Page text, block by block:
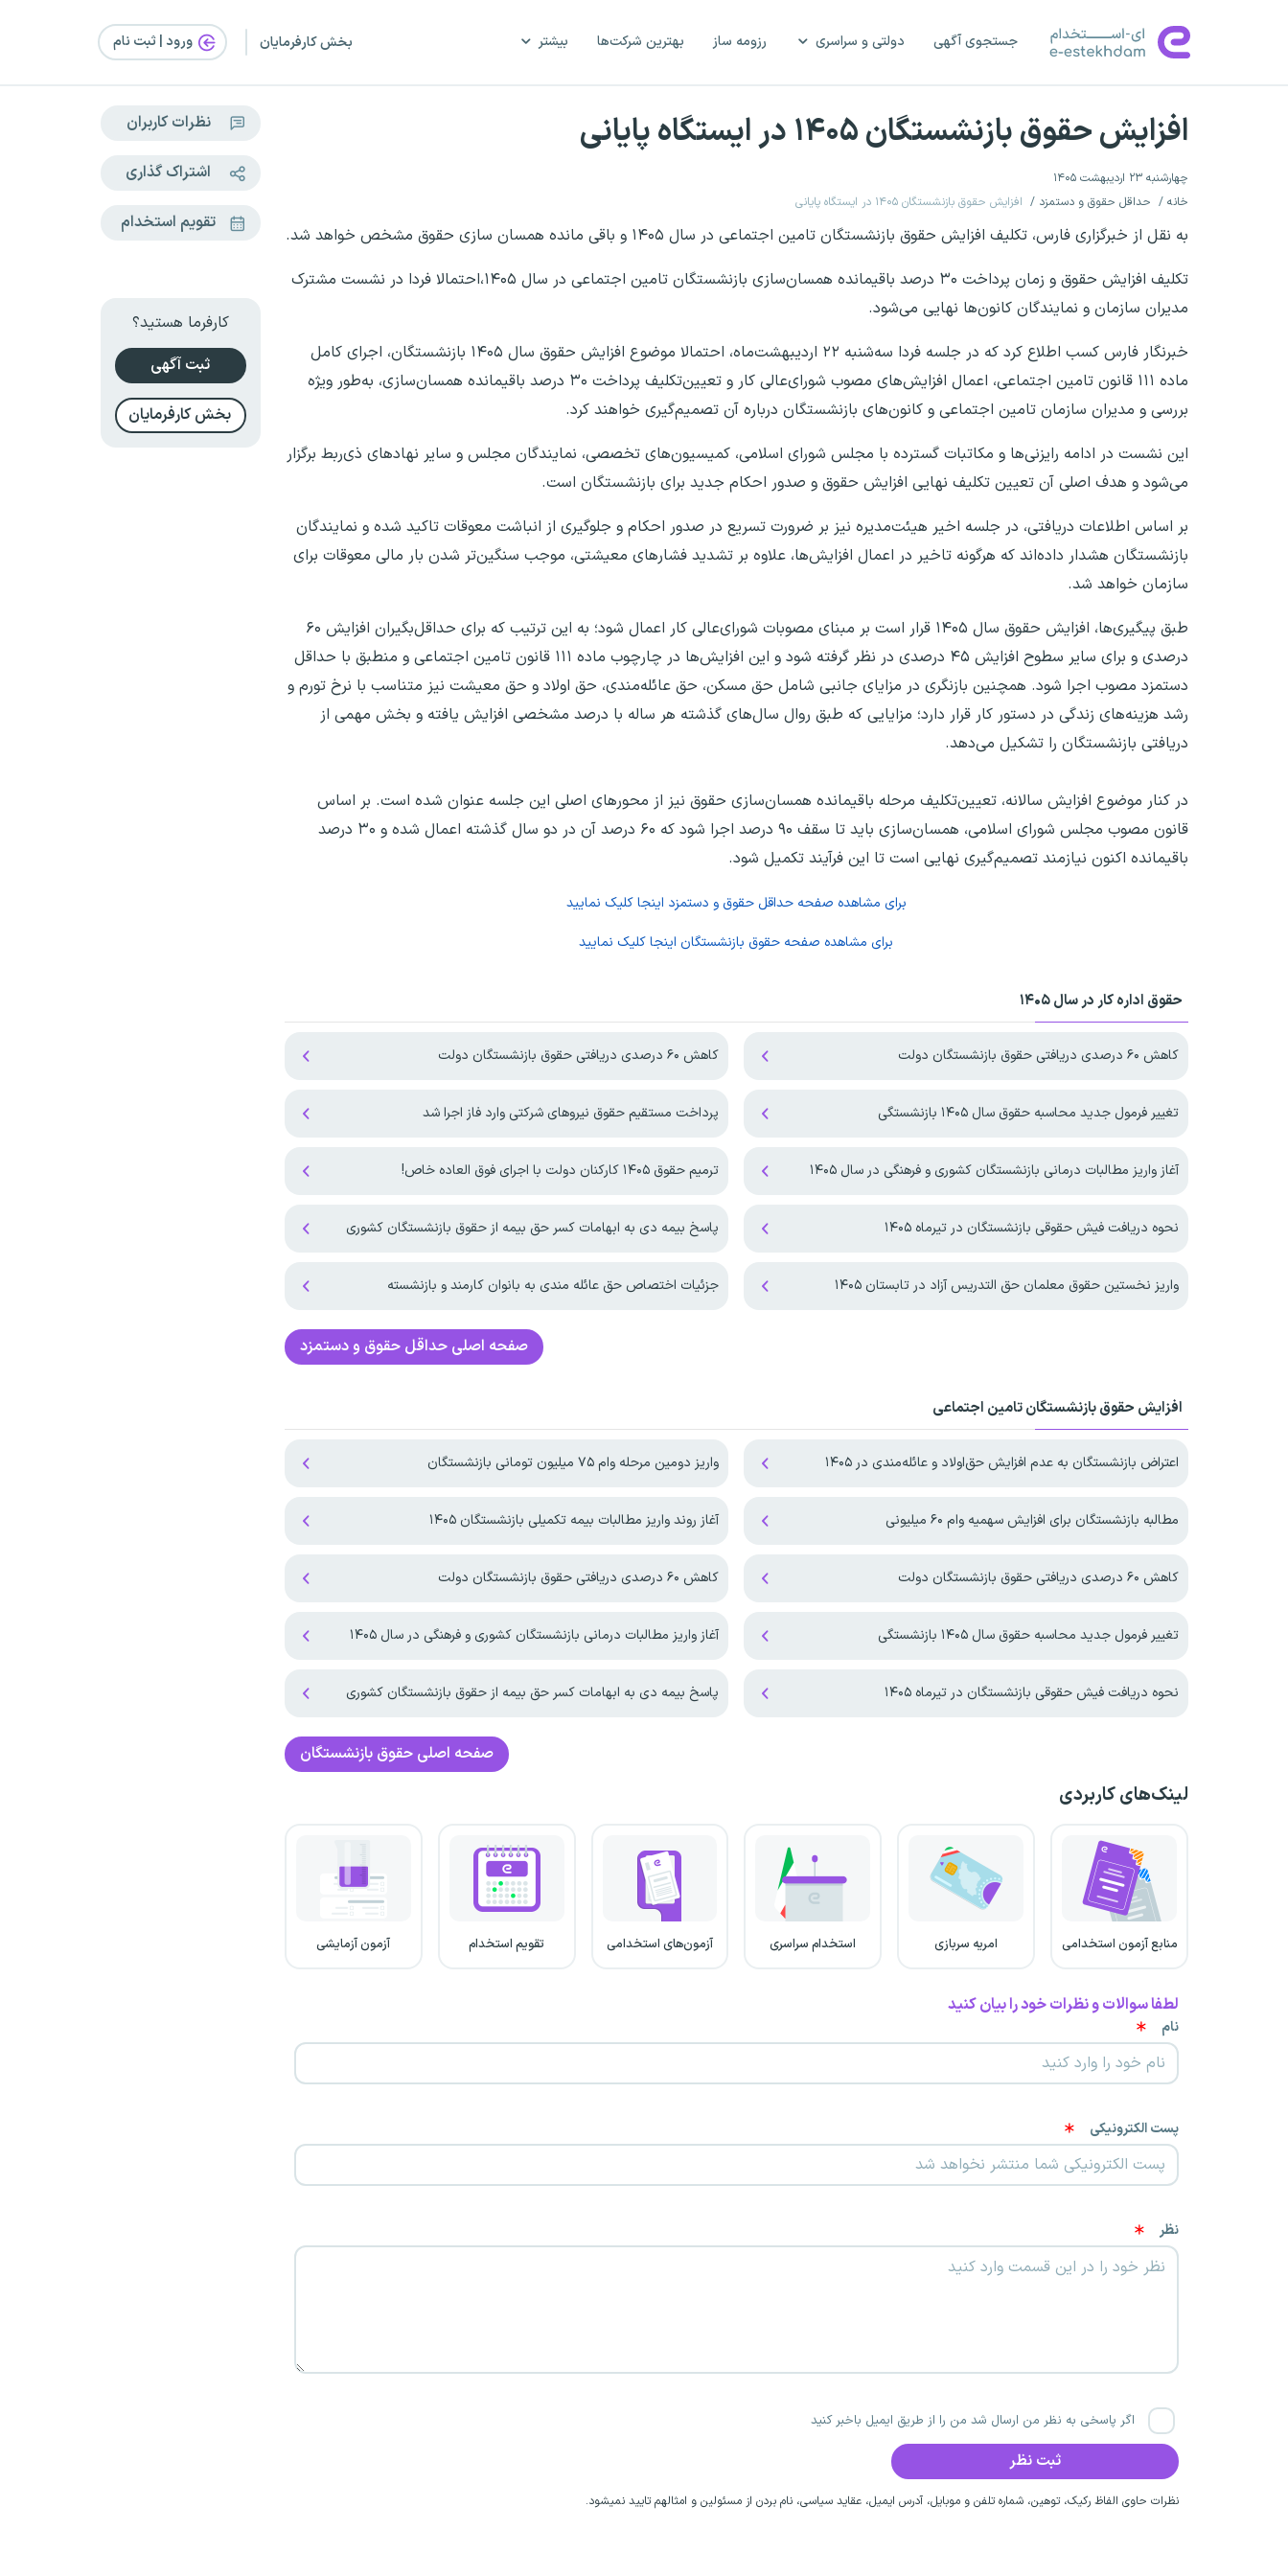
جستجوی آگهی دولتی و سراسری رزومه ساز بهترین شرکت‌ها بیشتر بخش کارفرمایان ورود | ثبت‌ نام
افزایش حقوق بازنشستگان ۱۴۰۵ در ایستگاه پایانی
چهارشنبه ۲۳ اردیبهشت ۱۴۰۵
خانه
حداقل حقوق و دستمزد افزایش حقوق بازنشستگان ۱۴۰۵ در ایستگاه پایانی
به نقل از خبرگزاری فارس، تکلیف افزایش حقوق بازنشستگان تامین اجتماعی در سال ۱۴۰۵ و باقی مانده همسان سازی حقوق مشخص خواهد شد.
تکلیف افزایش حقوق و زمان پرداخت ۳۰ درصد باقیمانده همسان‌سازی بازنشستگان تامین اجتماعی در سال ۱۴۰۵،احتمالا فردا در نشست مشترک
مدیران سازمان و نمایندگان کانون‌ها نهایی می‌شود.
خبرنگار فارس کسب اطلاع کرد که در جلسه فردا سه‌شنبه ۲۲ اردیبهشت‌ماه، احتمالا موضوع افزایش حقوق سال ۱۴۰۵ بازنشستگان، اجرای کامل
ماده ۱۱۱ قانون تامین اجتماعی، اعمال افزایش‌های مصوب شورای‌عالی کار و تعیین‌تکلیف پرداخت ۳۰ درصد باقیمانده همسان‌سازی، به‌طور ویژه
بررسی و مدیران سازمان تامین اجتماعی و کانون‌های بازنشستگان درباره آن تصمیم‌گیری خواهند کرد.
این نشست در ادامه رایزنی‌ها و مکاتبات گسترده با مجلس شورای اسلامی، کمیسیون‌های تخصصی، نمایندگان مجلس و سایر نهادهای ذی‌ربط برگزار
می‌شود و هدف اصلی آن تعیین تکلیف نهایی افزایش حقوق و صدور احکام جدید برای بازنشستگان است.
بر اساس اطلاعات دریافتی، در جلسه اخیر هیئت‌مدیره نیز بر ضرورت تسریع در صدور احکام و جلوگیری از انباشت معوقات تاکید شده و نمایندگان
بازنشستگان هشدار داده‌اند که هرگونه تاخیر در اعمال افزایش‌ها، علاوه بر تشدید فشارهای معیشتی، موجب سنگین‌تر شدن بار مالی معوقات برای
سازمان خواهد شد.
طبق پیگیری‌ها، افزایش حقوق سال ۱۴۰۵ قرار است بر مبنای مصوبات شورای‌عالی کار اعمال شود؛ به این ترتیب که برای حداقل‌بگیران افزایش ۶۰
درصدی و برای سایر سطوح افزایش ۴۵ درصدی در نظر گرفته شود و این افزایش‌ها در چارچوب ماده ۱۱۱ قانون تامین اجتماعی و منطبق با حداقل
دستمزد مصوب اجرا شود. همچنین بازنگری در مزایای جانبی شامل حق مسکن، حق عائله‌مندی، حق اولاد و حق معیشت نیز متناسب با نرخ تورم و
رشد هزینه‌های زندگی در دستور کار قرار دارد؛ مزایایی که طبق روال سال‌های گذشته هر ساله با درصد مشخصی افزایش یافته و بخش مهمی از
دریافتی بازنشستگان را تشکیل می‌دهد.
در کنار موضوع افزایش سالانه، تعیین‌تکلیف مرحله باقیمانده همسان‌سازی حقوق نیز از محورهای اصلی این جلسه عنوان شده است. بر اساس
قانون مصوب مجلس شورای اسلامی، همسان‌سازی باید تا سقف ۹۰ درصد اجرا شود که ۶۰ درصد آن در دو سال گذشته اعمال شده و ۳۰ درصد
باقیمانده اکنون نیازمند تصمیم‌گیری نهایی است تا این فرآیند تکمیل شود.
برای مشاهده صفحه حداقل حقوق و دستمزد اینجا کلیک نمایید
برای مشاهده صفحه حقوق بازنشستگان اینجا کلیک نمایید
حقوق اداره کار در سال ۱۴۰۵
کاهش ۶۰ درصدی دریافتی حقوق بازنشستگان دولت کاهش ۶۰ درصدی دریافتی حقوق بازنشستگان دولت
تغییر فرمول جدید محاسبه حقوق سال ۱۴۰۵ بازنشستگی پرداخت مستقیم حقوق نیروهای شرکتی وارد فاز اجرا شد
آغاز واریز مطالبات درمانی بازنشستگان کشوری و فرهنگی در سال ۱۴۰۵ ترمیم حقوق ۱۴۰۵ کارکنان دولت با اجرای فوق العاده خاص!
نحوه دریافت فیش حقوقی بازنشستگان در تیرماه ۱۴۰۵ پاسخ بیمه دی به ابهامات کسر حق بیمه از حقوق بازنشستگان کشوری
واریز نخستین حقوق معلمان حق التدریس آزاد در تابستان ۱۴۰۵ جزئیات اختصاص حق عائله مندی به بانوان کارمند و بازنشسته
صفحه اصلیحداقل حقوق و دستمزد
افزایش حقوق بازنشستگان تامین اجتماعی
اعتراض بازنشستگان به عدم افزایش حق‌اولاد و عائله‌مندی در ۱۴۰۵ واریز دومین مرحله وام ۷۵ میلیون تومانی بازنشستگان
مطالبه بازنشستگان برای افزایش سهمیه‌ وام ۶۰ میلیونی آغاز روند واریز مطالبات بیمه تکمیلی بازنشستگان ۱۴۰۵
کاهش ۶۰ درصدی دریافتی حقوق بازنشستگان دولت کاهش ۶۰ درصدی دریافتی حقوق بازنشستگان دولت
تغییر فرمول جدید محاسبه حقوق سال ۱۴۰۵ بازنشستگی آغاز واریز مطالبات درمانی بازنشستگان کشوری و فرهنگی در سال ۱۴۰۵
نحوه دریافت فیش حقوقی بازنشستگان در تیرماه ۱۴۰۵ پاسخ بیمه دی به ابهامات کسر حق بیمه از حقوق بازنشستگان کشوری
صفحه اصلیحقوق بازنشستگان
لینک‌های کاربردی
منابع آزمون استخدامی امریه سربازی استخدام سراسری آزمون‌های استخدامی تقویم استخدام آزمون آزمایشی
لطفا سوالات و نظرات خود را بیان کنید
نام
پست الکترونیکی
نظر
اگر پاسخی به نظر من ارسال شد من را از طریق ایمیل باخبر کنید
نظرات حاوی الفاظ رکیک، توهین، شماره تلفن و موبایل، آدرس ایمیل، عقاید سیاسی، نام بردن از مسئولین و امثالهم تایید نمیشود.
نظرات کاربران
اشتراک گذاری
تقویم استخدام
کارفرما هستید؟
ثبت آگهی
بخش کارفرمایان